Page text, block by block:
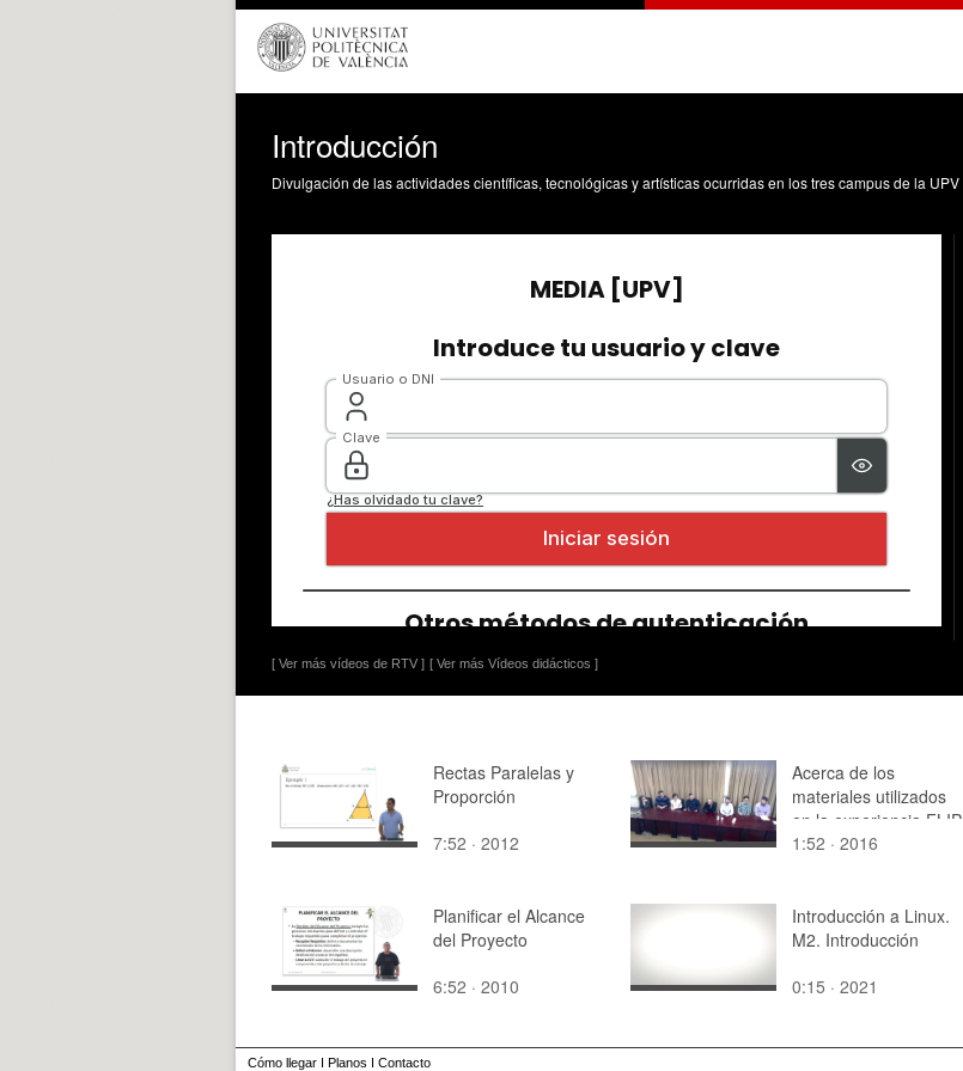
Introducción
Divulgación de las actividades científicas, tecnológicas y artísticas ocurridas en los tres campus de la UPV
[ Ver más vídeos de RTV ] [ Ver más Vídeos didácticos ]
Rectas Paralelas y
Proporción
7:52 · 2012
Acerca de los
materiales utilizados
en la experiencia FLIP
1:52 · 2016
Planificar el Alcance
del Proyecto
6:52 · 2010
Introducción a Linux.
M2. Introducción
0:15 · 2021
Cómo llegar I Planos I Contacto